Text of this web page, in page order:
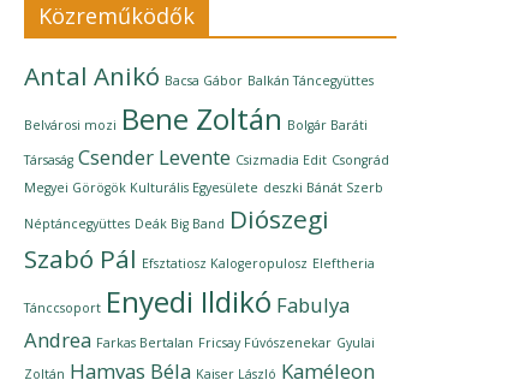
Közreműködők
Antal Anikó Bacsa Gábor Balkán Táncegyüttes
Belvárosi mozi Bene Zoltán Bolgár Baráti
Társaság Csender Levente Csizmadia Edit Csongrád
Megyei Görögök Kulturális Egyesülete deszki Bánát Szerb
Néptáncegyüttes Deák Big Band Diószegi
Szabó Pál Efsztatiosz Kalogeropulosz Eleftheria
Tánccsoport Enyedi Ildikó Fabulya
Andrea Farkas Bertalan Fricsay Fúvószenekar Gyulai
Zoltán Hamvas Béla Kaiser László Kaméleon